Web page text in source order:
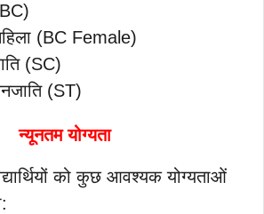
(BC Female)
(SC)
(ST)
न्यूनतम योग्यता
को कुछ आवश्यक योग्यताओं